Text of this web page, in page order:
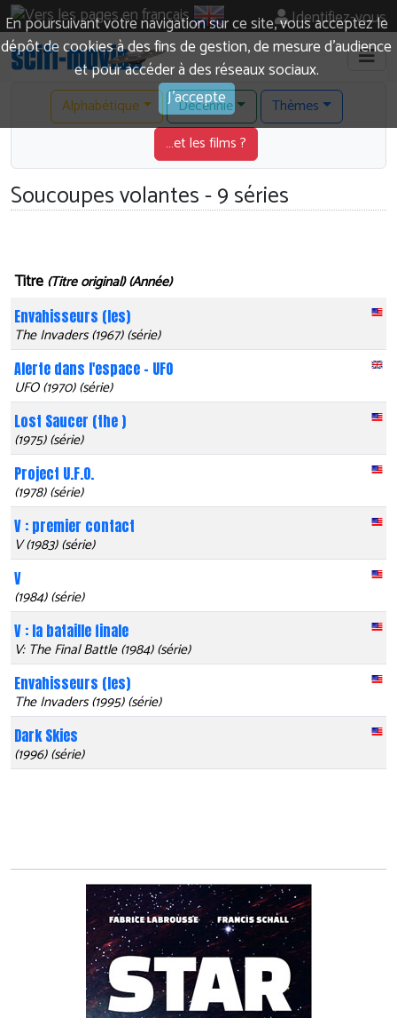
En poursuivant votre navigation sur ce site, vous acceptez le
dépôt de cookies à des fins de gestion, de mesure d’audience
et pour accéder à des réseaux sociaux.
J'accepte
Identifiez-vous
Alphabétique Décennie
Thèmes
…et les films ?
Soucoupes volantes - 9 séries
Titre (Titre original) (Année)
Envahisseurs (les)
The Invaders (1967) (série)
Alerte dans l'espace - UFO
UFO (1970) (série)
Lost Saucer (the )
(1975) (série)
Project U.F.O.
(1978) (série)
V : premier contact
V (1983) (série)
V
(1984) (série)
V : la bataille finale
V: The Final Battle (1984) (série)
Envahisseurs (les)
The Invaders (1995) (série)
Dark Skies
(1996) (série)